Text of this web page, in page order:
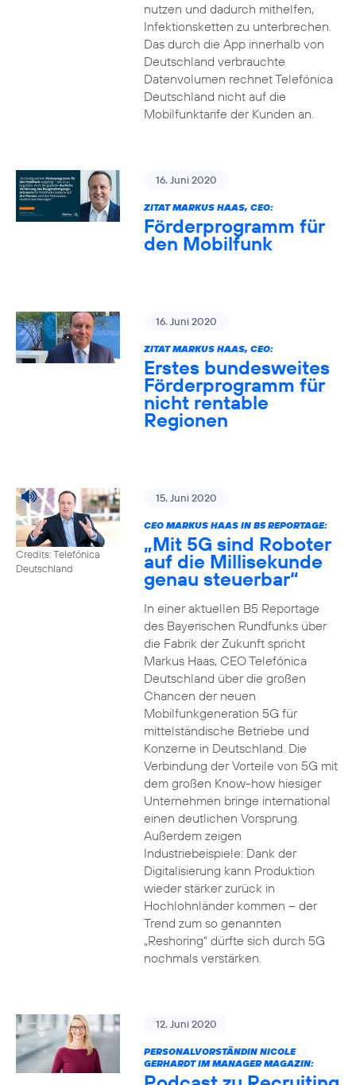
nutzen und dadurch mithelfen,
Infektionsketten zu unterbrechen.
Das durch die App innerhalb von
Deutschland verbrauchte
Datenvolumen rechnet Telefónica
Deutschland nicht auf die
Mobilfunktarife der Kunden an.
16. Juni 2020
ZITAT MARKUS HAAS, CEO:
Förderprogramm für
den Mobilfunk
16. Juni 2020
ZITAT MARKUS HAAS, CEO:
Erstes bundesweites
Förderprogramm für
nicht rentable
Regionen
Credits: Telefónica
Deutschland
15. Juni 2020
CEO MARKUS HAAS IN B5 REPORTAGE:
„Mit 5G sind Roboter
auf die Millisekunde
genau steuerbar“
In einer aktuellen B5 Reportage
des Bayerischen Rundfunks über
die Fabrik der Zukunft spricht
Markus Haas, CEO Telefónica
Deutschland über die großen
Chancen der neuen
Mobilfunkgeneration 5G für
mittelständische Betriebe und
Konzerne in Deutschland. Die
Verbindung der Vorteile von 5G mit
dem großen Know-how hiesiger
Unternehmen bringe international
einen deutlichen Vorsprung.
Außerdem zeigen
Industriebeispiele: Dank der
Digitalisierung kann Produktion
wieder stärker zurück in
Hochlohnländer kommen – der
Trend zum so genannten
„Reshoring“ dürfte sich durch 5G
nochmals verstärken.
12. Juni 2020
PERSONALVORSTÄNDIN NICOLE
GERHARDT IM MANAGER MAGAZIN: